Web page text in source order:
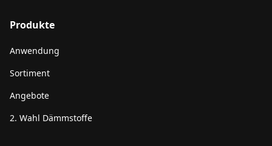
Produkte
Anwendung
Sortiment
Angebote
2. Wahl Dämmstoffe